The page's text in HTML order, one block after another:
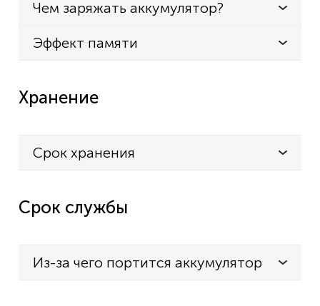
Чем заряжать аккумулятор?
Эффект памяти
Хранение
Срок хранения
Срок службы
Из-за чего портится аккумулятор